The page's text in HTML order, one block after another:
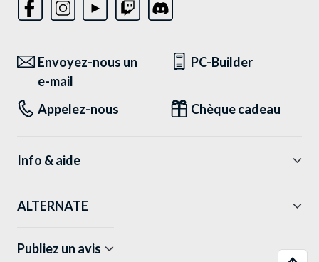
Envoyez-nous un
e-mail
PC-Builder
Appelez-nous Chèque cadeau
Info & aide
ALTERNATE
Publiez un avis